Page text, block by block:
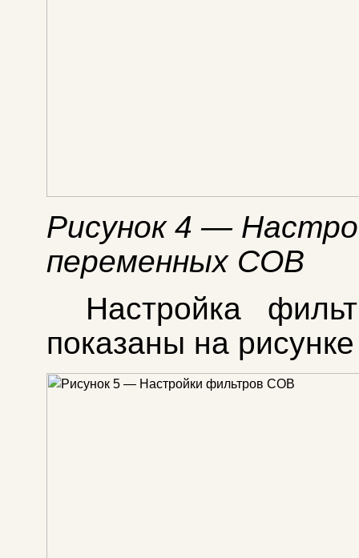
Рисунок 4 —
переменных СОВ
Настройка
показаны на